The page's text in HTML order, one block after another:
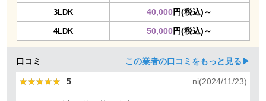
3LDK 40,000円(税込)～
4LDK 50,000円(税込)～
口コミ この業者の口コミをもっと見る▶
★★★★★
★★★★★ 5 ni(2024/11/23)